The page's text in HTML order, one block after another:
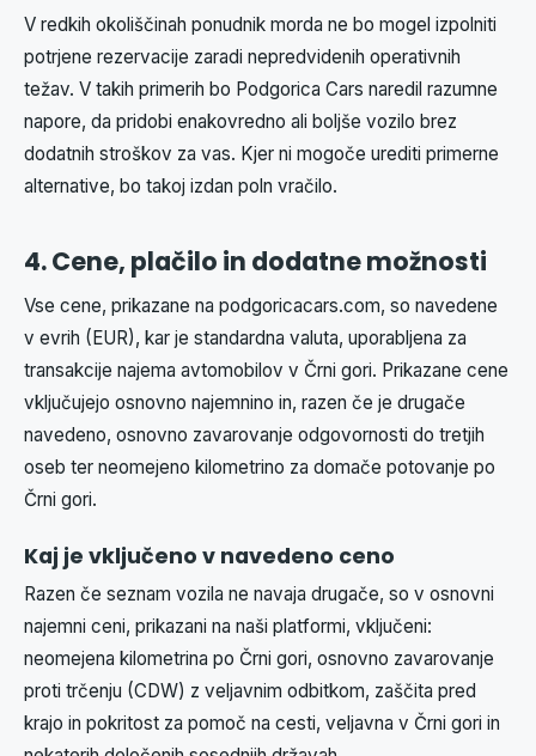
V redkih okoliščinah ponudnik morda ne bo mogel izpolniti
potrjene rezervacije zaradi nepredvidenih operativnih
težav. V takih primerih bo Podgorica Cars naredil razumne
napore, da pridobi enakovredno ali boljše vozilo brez
dodatnih stroškov za vas. Kjer ni mogoče urediti primerne
alternative, bo takoj izdan poln vračilo.
4. Cene, plačilo in dodatne možnosti
Vse cene, prikazane na podgoricacars.com, so navedene
v evrih (EUR), kar je standardna valuta, uporabljena za
transakcije najema avtomobilov v Črni gori. Prikazane cene
vključujejo osnovno najemnino in, razen če je drugače
navedeno, osnovno zavarovanje odgovornosti do tretjih
oseb ter neomejeno kilometrino za domače potovanje po
Črni gori.
Kaj je vključeno v navedeno ceno
Razen če seznam vozila ne navaja drugače, so v osnovni
najemni ceni, prikazani na naši platformi, vključeni:
neomejena kilometrina po Črni gori, osnovno zavarovanje
proti trčenju (CDW) z veljavnim odbitkom, zaščita pred
krajo in pokritost za pomoč na cesti, veljavna v Črni gori in